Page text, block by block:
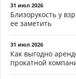
31 июл 2026
Близорукость у
ее заметить
31 июл 2026
Как выгодно
прокатной